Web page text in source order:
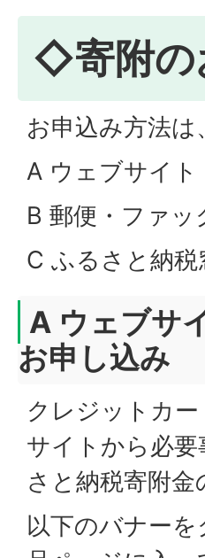
◇寄附の
お申込み方法
A ウェブサイ
B 郵便・ファッ
C ふるさと納税
A ウェブサ
お申し込み
クレジットカ
サイトから必
さと納税寄附
以下のバナー